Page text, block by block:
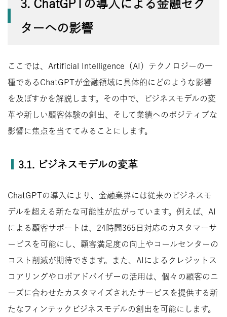
3. ChatGPTの導入による金融セク
ターへの影響
ここでは、Artificial Intelligence（AI）テクノロジーの一
種であるChatGPTが金融領域に具体的にどのような影響
を及ぼすかを解説します。その中で、ビジネスモデルの変
革や新しい顧客体験の創出、そして業績へのポジティブな
影響に焦点を当ててみることにします。
3.1. ビジネスモデルの変革
ChatGPTの導入により、金融業界には従来のビジネスモ
デルを超える新たな可能性が広がっています。例えば、AI
による顧客サポートは、24時間365日対応のカスタマーサ
ービスを可能にし、顧客満足度の向上やコールセンターの
コスト削減が期待できます。また、AIによるクレジットス
コアリングやロボアドバイザーの活用は、個々の顧客のニ
ーズに合わせたカスタマイズされたサービスを提供する新
たなフィンテックビジネスモデルの創出を可能にします。